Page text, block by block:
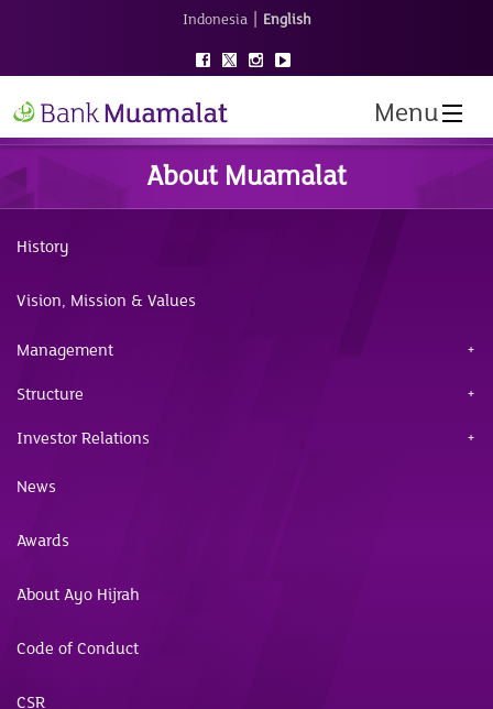
Indonesia | English
Menu
About Muamalat
History
Vision, Mission & Values
Management
Structure
Investor Relations
News
Awards
About Ayo Hijrah
Code of Conduct
CSR